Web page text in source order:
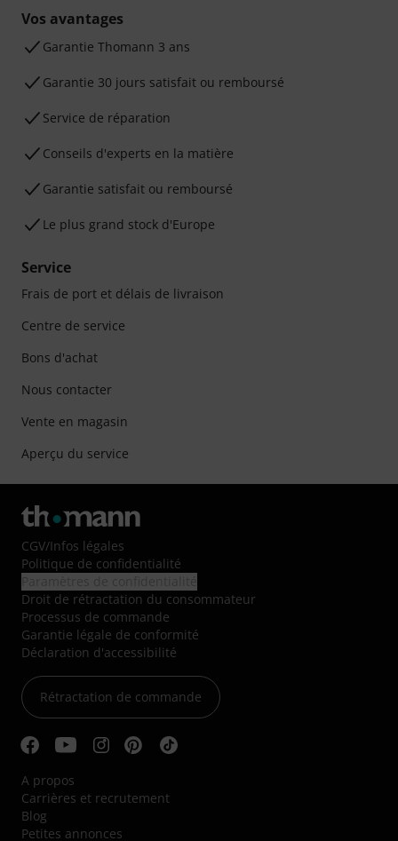
Vos avantages
Ga­ran­tie Thomann 3 ans
Garantie 30 jours satisfait ou remboursé
Service de réparation
Conseils d'experts en la matière
Garantie satisfait ou remboursé
Le plus grand stock d'Europe
Service
Frais de port et délais de livraison
Centre de service
Bons d'achat
Nous contacter
Vente en magasin
Aperçu du service
CGV/Infos légales
Politique de confidentialité
Droit de rétractation du consommateur
Processus de commande
Garantie légale de conformité
Déclaration d'accessibilité
Rétractation de commande
A propos
Carrières et recrutement
Blog
Petites annonces